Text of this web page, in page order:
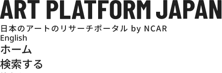
English
ホーム
検索する